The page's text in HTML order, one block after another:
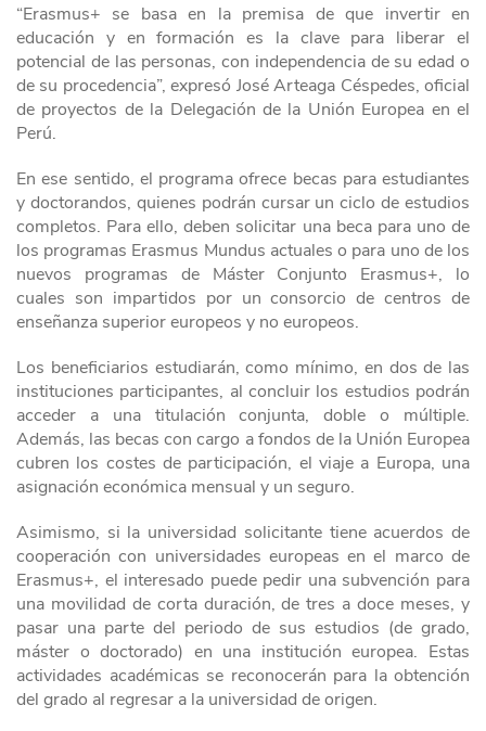
“Erasmus+ se basa en la premisa de que invertir en
educación y en formación es la clave para liberar el
potencial de las personas, con independencia de su edad o
de su procedencia”, expresó José Arteaga Céspedes, oficial
de proyectos de la Delegación de la Unión Europea en el
Perú.
En ese sentido, el programa ofrece becas para estudiantes
y doctorandos, quienes podrán cursar un ciclo de estudios
completos. Para ello, deben solicitar una beca para uno de
los programas Erasmus Mundus actuales o para uno de los
nuevos programas de Máster Conjunto Erasmus+, lo
cuales son impartidos por un consorcio de centros de
enseñanza superior europeos y no europeos.
Los beneficiarios estudiarán, como mínimo, en dos de las
instituciones participantes, al concluir los estudios podrán
acceder a una titulación conjunta, doble o múltiple.
Además, las becas con cargo a fondos de la Unión Europea
cubren los costes de participación, el viaje a Europa, una
asignación económica mensual y un seguro.
Asimismo, si la universidad solicitante tiene acuerdos de
cooperación con universidades europeas en el marco de
Erasmus+, el interesado puede pedir una subvención para
una movilidad de corta duración, de tres a doce meses, y
pasar una parte del periodo de sus estudios (de grado,
máster o doctorado) en una institución europea. Estas
actividades académicas se reconocerán para la obtención
del grado al regresar a la universidad de origen.